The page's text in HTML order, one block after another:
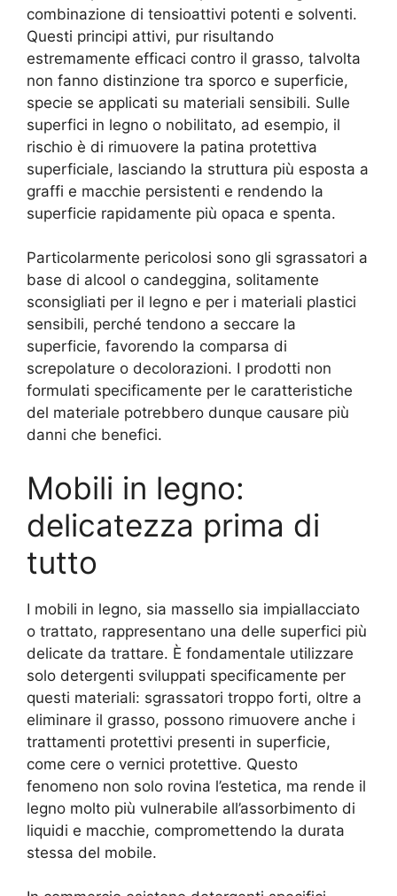
combinazione di tensioattivi potenti e solventi.
Questi principi attivi, pur risultando
estremamente efficaci contro il grasso, talvolta
non fanno distinzione tra sporco e superficie,
specie se applicati su materiali sensibili. Sulle
superfici in legno o nobilitato, ad esempio, il
rischio è di rimuovere la patina protettiva
superficiale, lasciando la struttura più esposta a
graffi e macchie persistenti e rendendo la
superficie rapidamente più opaca e spenta.
Particolarmente pericolosi sono gli sgrassatori a
base di alcool o candeggina, solitamente
sconsigliati per il legno e per i materiali plastici
sensibili, perché tendono a seccare la
superficie, favorendo la comparsa di
screpolature o decolorazioni. I prodotti non
formulati specificamente per le caratteristiche
del materiale potrebbero dunque causare più
danni che benefici.
Mobili in legno:
delicatezza prima di
tutto
I mobili in legno, sia massello sia impiallacciato
o trattato, rappresentano una delle superfici più
delicate da trattare. È fondamentale utilizzare
solo detergenti sviluppati specificamente per
questi materiali: sgrassatori troppo forti, oltre a
eliminare il grasso, possono rimuovere anche i
trattamenti protettivi presenti in superficie,
come cere o vernici protettive. Questo
fenomeno non solo rovina l’estetica, ma rende il
legno molto più vulnerabile all’assorbimento di
liquidi e macchie, compromettendo la durata
stessa del mobile.